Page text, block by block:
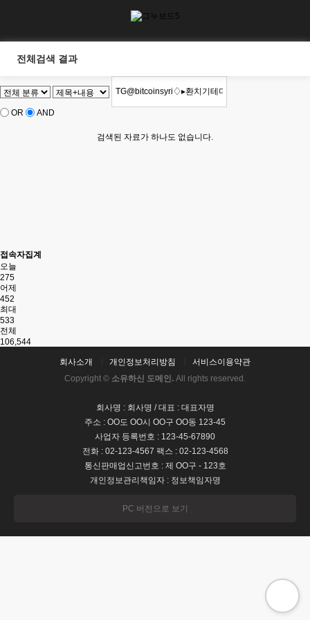
전체검색 결과
OR AND
검색된 자료가 하나도 없습니다.
접속자집계
오늘
275
어제
452
최대
533
전체
106,544
회사소개 개인정보처리방침
서비스이용약관
Copyright © 소유하신 도메인. All rights reserved.
회사명 : 회사명 / 대표 : 대표자명
주소 : OO도 OO시 OO구 OO동 123-45
사업자 등록번호 : 123-45-67890
전화 : 02-123-4567 팩스 : 02-123-4568
통신판매업신고번호 : 제 OO구 - 123호
개인정보관리책임자 : 정보책임자명
PC 버전으로 보기